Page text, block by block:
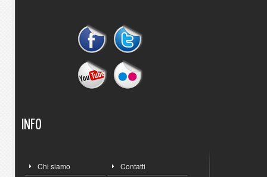
INFO
Chi siamo Contatti